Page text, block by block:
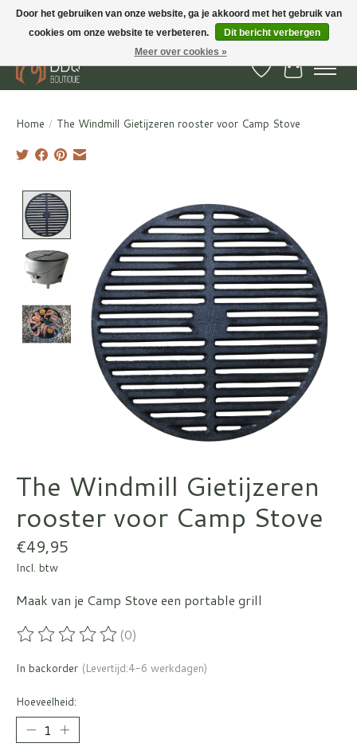
BBQ Boutique - Gratis verzenden en afhalen in Hedel en Kesteren
Verlanglijst
Home / The Windmill Gietijzeren rooster voor Camp Stove
Product image slideshow Items
The Windmill Gietijzeren
rooster voor Camp Stove
€49,95
Incl. btw
Maak van je Camp Stove een portable grill
De beoordeling van dit product is
(0)
In backorder (Levertijd:4-6 werkdagen)
Hoeveelheid:
Door het gebruiken van onze website, ga je akkoord met het gebruik van
cookies om onze website te verbeteren.
Dit bericht verbergen
Meer over cookies »